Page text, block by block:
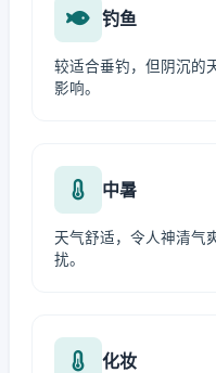
钓鱼
较适合垂钓，但阴沉的
影响。
中暑
天气舒适，令人神清气
扰。
化妆